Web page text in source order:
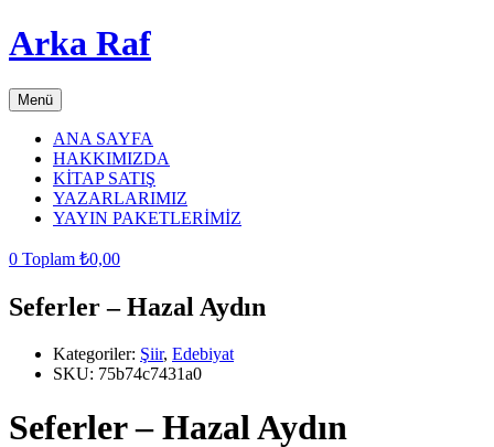
Arka Raf
Menü
ANA SAYFA
HAKKIMIZDA
KİTAP SATIŞ
YAZARLARIMIZ
YAYIN PAKETLERİMİZ
0 Toplam ₺0,00
Seferler – Hazal Aydın
Kategoriler: Şiir, Edebiyat
SKU: 75b74c7431a0
Seferler – Hazal Aydın